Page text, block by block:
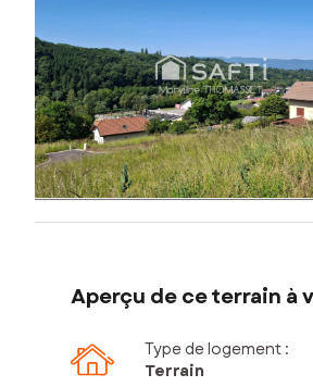
Aperçu de ce terrain à
Type de logement :
Terrain